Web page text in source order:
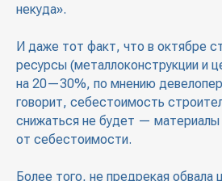
некуда».
И даже тот факт, что в октябре
ресурсы (металлоконструкции и
на 20—30%, по мнению
говорит, себестоимость
снижаться не будет —
от себестоимости.
Более того, не предрекая обвала